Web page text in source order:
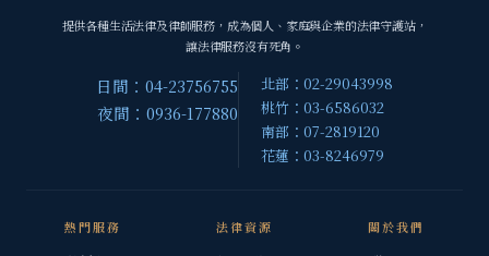
提供各種生活法律及律師服務，成為個人、家庭與企業的法律守護站，
讓法律服務沒有死角。
日間：04-23756755
夜間：0936-177880
北部：02-29043998
桃竹：03-6586032
南部：07-2819120
花蓮：03-8246979
熱門服務 法律資源 關於我們